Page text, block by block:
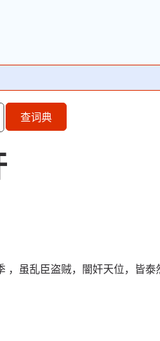
查词典
，虽乱臣盗贼，闇奸天位，皆